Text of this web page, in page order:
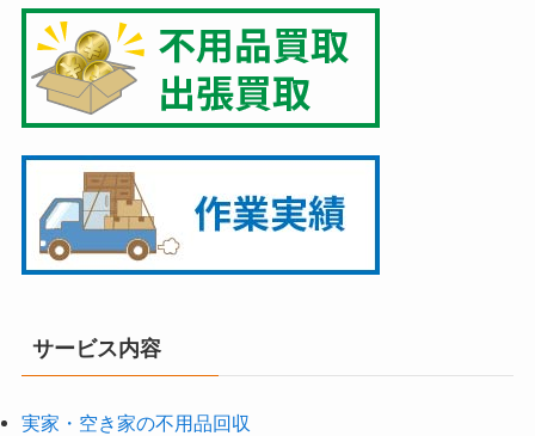
サービス内容
実家・空き家の不用品回収